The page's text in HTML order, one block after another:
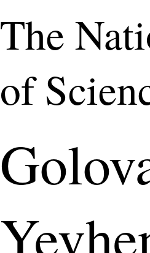
The
of